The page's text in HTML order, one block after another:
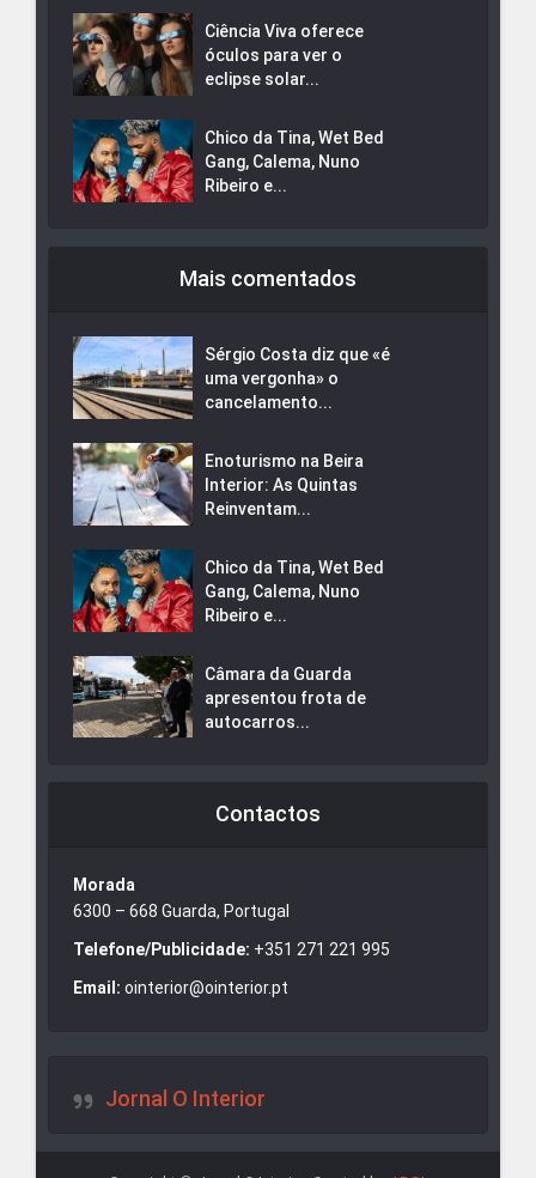
Ciência Viva oferece
óculos para ver o
eclipse solar...
Chico da Tina, Wet Bed
Gang, Calema, Nuno
Ribeiro e...
Mais comentados
Sérgio Costa diz que «é
uma vergonha» o
cancelamento...
Enoturismo na Beira
Interior: As Quintas
Reinventam...
Chico da Tina, Wet Bed
Gang, Calema, Nuno
Ribeiro e...
Câmara da Guarda
apresentou frota de
autocarros...
Contactos
Morada
6300 – 668 Guarda, Portugal
Telefone/Publicidade: +351 271 221 995
Email: ointerior@ointerior.pt
Jornal O Interior